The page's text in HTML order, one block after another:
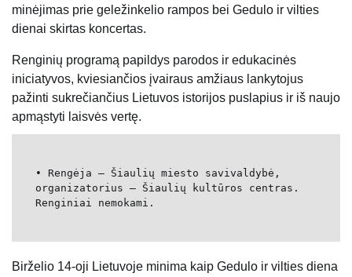
minėjimas prie geležinkelio rampos bei Gedulo ir vilties
dienai skirtas koncertas.
Renginių programą papildys parodos ir edukacinės
iniciatyvos, kviesiančios įvairaus amžiaus lankytojus
pažinti sukrečiančius Lietuvos istorijos puslapius ir iš naujo
apmąstyti laisvės vertę.
• Rengėja – Šiaulių miesto savivaldybė,
organizatorius – Šiaulių kultūros centras.
Renginiai nemokami.
Birželio 14-oji Lietuvoje minima kaip Gedulo ir vilties diena